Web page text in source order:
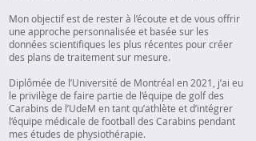
Mon objectif est de rester à l’écoute et de vous offrir
une approche personnalisée et basée sur les
données scientifiques les plus récentes pour créer
des plans de traitement sur mesure.
Diplômée de l’Université de Montréal en 2021, j’ai eu
le privilège de faire partie de l’équipe de golf des
Carabins de l’UdeM en tant qu’athlète et d’intégrer
l’équipe médicale de football des Carabins pendant
mes études de physiothérapie.